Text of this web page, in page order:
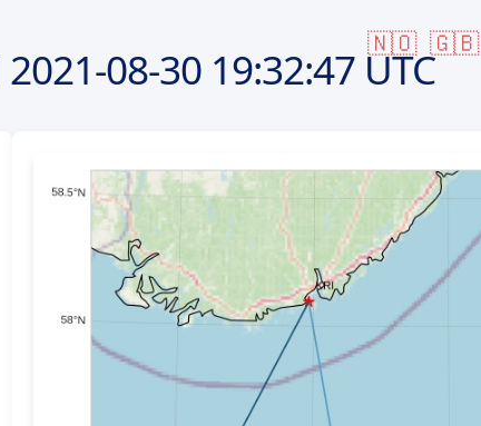
🇳🇴 🇬🇧
2021-08-3019:32:47 UTC